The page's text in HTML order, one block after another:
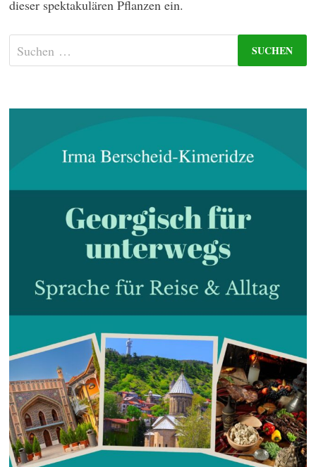
dieser spektakulären Pflanzen ein.
Suchen
nach: